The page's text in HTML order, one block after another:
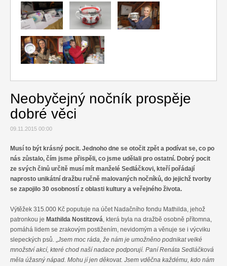
Relax
Cestování
Gurmán
Neobyčejný nočník prospěje
dobré věci
09.11.2015 00:00
Musí to být krásný pocit. Jednoho dne se otočit zpět a podívat se, co po
nás zůstalo, čím jsme přispěli, co jsme udělali pro ostatní. Dobrý pocit
ze svých činů určitě musí mít manželé Sedláčkovi, kteří pořádají
naprosto unikátní dražbu ručně malovaných nočníků, do jejichž tvorby
se zapojilo 30 osobností z oblasti kultury a veřejného života.
Výtěžek 315.000 Kč poputuje na účet Nadačního fondu Mathilda, jehož
patronkou je Mathilda Nostitzová, která byla na dražbě osobně přítomna,
pomáhá lidem se zrakovým postižením, nevidomým a věnuje se i výcviku
slepeckých psů. „Jsem moc ráda, že nám je umožněno podnikat velké
množství akcí, které chod naší nadace podporují. Paní Renáta Sedláčková
měla úžasný nápad. Mohu jí jen děkovat. Jsem vděčna každému, kdo nám